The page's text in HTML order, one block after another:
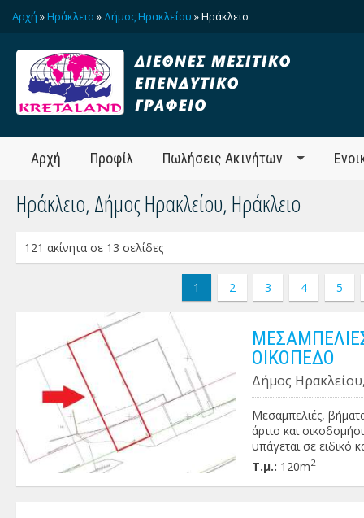
Αρχή »Ηράκλειο » Δήμος Ηρακλείου » Ηράκλειο
Αρχή Προφίλ Πωλήσεις Ακινήτων
Ηράκλειο, Δήμος Ηρακλείου, Ηράκλειο
121 ακίνητα σε 13 σελίδες
1 2 3 4 5
ΟΙΚΟΠΕΔΟ
Δήμος
Μεσαμπελιές,
άρτιο και
υπάγεται σε ειδικό
Τ.μ.: 120m2